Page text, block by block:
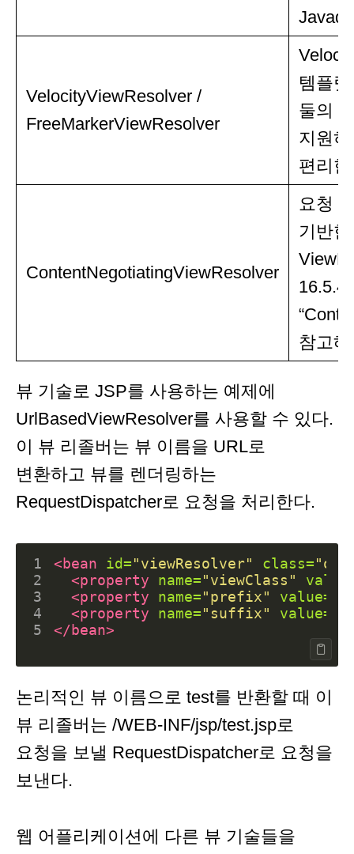
VelocityViewResolver /
FreeMarkerViewResolver
템플
둘의
지원
편리
ContentNegotiatingViewResolver
요청
기반
16.5.4,
참고
뷰 기술로 JSP를 사용하는 예제에
UrlBasedViewResolver를 사용할 수 있다.
이 뷰 리졸버는 뷰 이름을 URL로
변환하고 뷰를 렌더링하는
RequestDispatcher로 요청을 처리한다.
1 <bean id="viewResolver" class=
2
<property name="viewClass"
3
<property name="prefix" value=
4
<property name="suffix" value=
5
</bean>
논리적인 뷰 이름으로 test를 반환할 때 이
뷰 리졸버는 /WEB-INF/jsp/test.jsp로
요청을 보낼 RequestDispatcher로 요청을
보낸다.
웹 어플리케이션에 다른 뷰 기술들을